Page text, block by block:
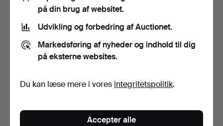
Signeret Lundbohm. Olie på lærred, 22,5 x 33,5 cm.
Tilstandsrapport
Minimalt farvetab på bordpladen.
Kunsterafgift
på din brug af websitet.
Udvikling og forbedring af Auctionet.
Markedsføring af nyheder og indhold til dig
på eksterne websites.
Du kan læse mere i vores integritetspolitik.
Accepter alle